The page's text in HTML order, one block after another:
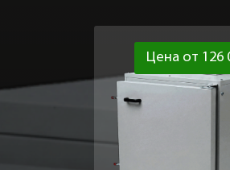
Цена от 126